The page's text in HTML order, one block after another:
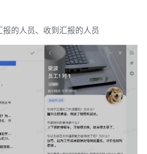
的人员、收到汇报的人员